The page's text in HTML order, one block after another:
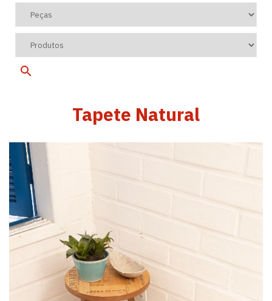
Tapete Natural